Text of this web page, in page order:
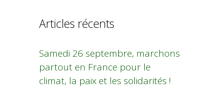
Articles récents
Samedi 26 septembre, marchons
partout en France pour le
climat, la paix et les solidarités !